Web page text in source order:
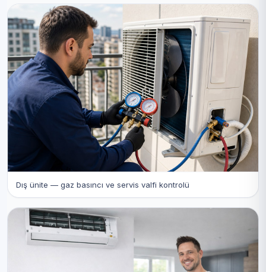
Dış ünite — gaz basıncı ve servis valfi kontrolü